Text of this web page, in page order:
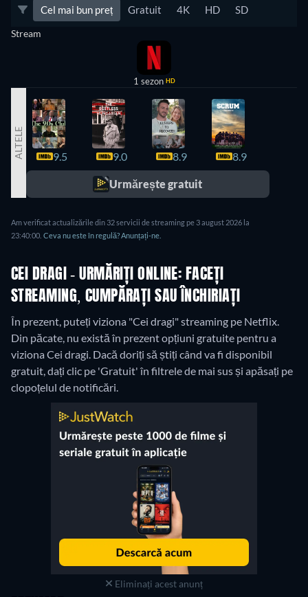
Cel mai bun preț Gratuit 4K HD SD
Stream
1 sezon HD
ALTELE 9.5 9.0 8.9 8.9
Urmărește gratuit
Am verificat actualizările din 32 servicii de streaming pe 3 august 2026 la
23:40:00. Ceva nu este în regulă? Anunțați-ne.
CEI DRAGI - URMĂRIȚI ONLINE: FACEȚI
STREAMING, CUMPĂRAȚI SAU ÎNCHIRIAȚI
În prezent, puteți viziona "Cei dragi" streaming pe Netflix.
Din păcate, nu există în prezent opțiuni gratuite pentru a
viziona Cei dragi. Dacă doriți să știți când va fi disponibil
gratuit, dați clic pe 'Gratuit' în filtrele de mai sus și apăsați pe
clopoțelul de notificări.
Eliminați acest anunț